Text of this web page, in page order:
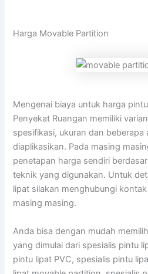
Harga Movable Partition
Mengenai biaya untuk harga
Penyekat Ruangan memiliki
spesifikasi, ukuran dan beberapa
diaplikasikan. Pada masing
penetapan harga sendiri
teknik yang digunakan. Untuk
lipat silakan menghubungi
masing masing.
Anda bisa dengan mudah
yang dimulai dari spesialis pintu
pintu lipat PVC, spesialis pintu